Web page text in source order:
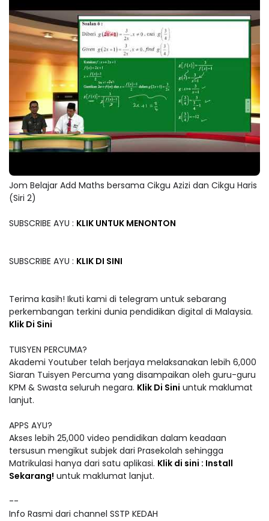
Jom Belajar Add Maths bersama Cikgu Azizi dan Cikgu Haris
(Siri 2)
SUBSCRIBE AYU : KLIK UNTUK MENONTON
SUBSCRIBE AYU : KLIK DI SINI
Terima kasih! Ikuti kami di telegram untuk sebarang
perkembangan terkini dunia pendidikan digital di Malaysia.
Klik Di Sini
TUISYEN PERCUMA?
Akademi Youtuber telah berjaya melaksanakan lebih 6,000
Siaran Tuisyen Percuma yang disampaikan oleh guru-guru
KPM & Swasta seluruh negara. Klik Di Sini untuk maklumat
lanjut.
APPS AYU?
Akses lebih 25,000 video pendidikan dalam keadaan
tersusun mengikut subjek dari Prasekolah sehingga
Matrikulasi hanya dari satu aplikasi. Klik di sini : Install
Sekarang! untuk maklumat lanjut.
--
Info Rasmi dari channel SSTP KEDAH